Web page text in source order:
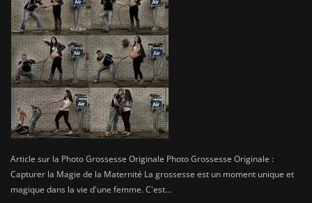
Article sur la Photo Grossesse Originale Photo Grossesse Originale :
Capturer la Magie de la Maternité La grossesse est un moment unique et
magique dans la vie d'une femme. C'est…